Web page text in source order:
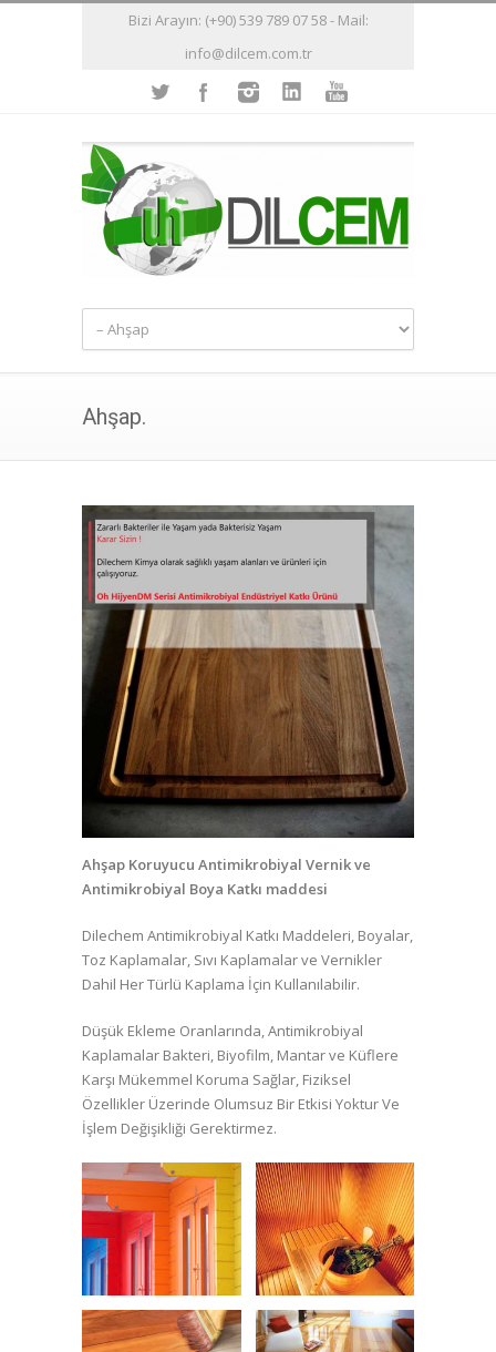
Bizi Arayın: (+90) 539 789 07 58 - Mail:
info@dilcem.com.tr
Ahşap.
Ahşap Koruyucu Antimikrobiyal Vernik ve
Antimikrobiyal Boya Katkı maddesi
Dilechem Antimikrobiyal Katkı Maddeleri, Boyalar,
Toz Kaplamalar, Sıvı Kaplamalar ve Vernikler
Dahil Her Türlü Kaplama İçin Kullanılabilir.
Düşük Ekleme Oranlarında, Antimikrobiyal
Kaplamalar Bakteri, Biyofilm, Mantar ve Küflere
Karşı Mükemmel Koruma Sağlar, Fiziksel
Özellikler Üzerinde Olumsuz Bir Etkisi Yoktur Ve
İşlem Değişikliği Gerektirmez.